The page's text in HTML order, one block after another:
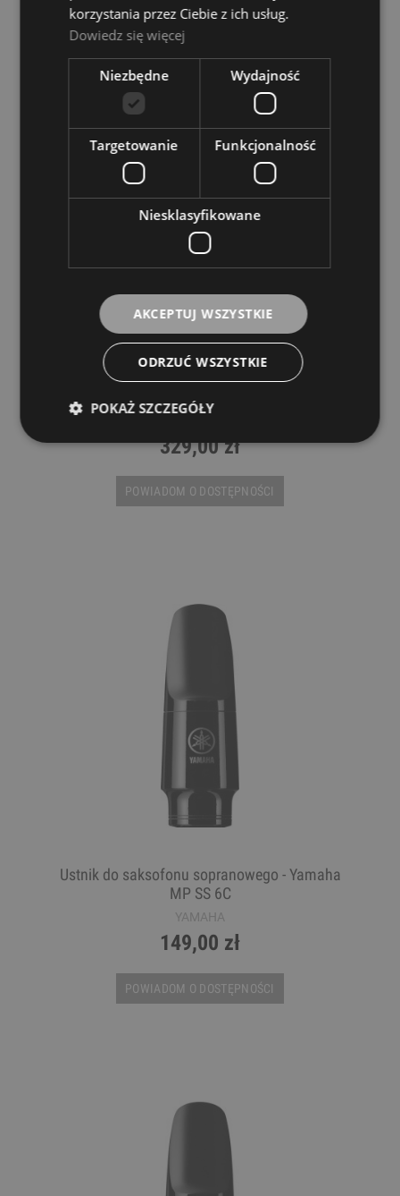
Ustnik do saksofonu sopranowego - Yamaha
MP SS 5CM
329,00 zł
POWIADOM O DOSTĘPNOŚCI
Ustnik do saksofonu sopranowego - Yamaha
MP SS 6C
YAMAHA
149,00 zł
POWIADOM O DOSTĘPNOŚCI
korzystania przez Ciebie z ich usług.
Dowiedz się więcej
Niezbędne Wydajność
Targetowanie Funkcjonalność
Niesklasyfikowane
AKCEPTUJ WSZYSTKIE
ODRZUĆ WSZYSTKIE
POKAŻ SZCZEGÓŁY